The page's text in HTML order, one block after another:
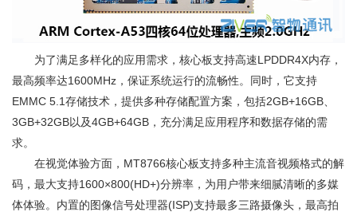
为了满足多样化的应用需求，核心板支持高速LPDDR4X内存，
最高频率达1600MHz，保证系统运行的流畅性。同时，它支持
EMMC 5.1存储技术，提供多种存储配置方案，包括2GB+16GB、
3GB+32GB以及4GB+64GB，充分满足应用程序和数据存储的需
求。
在视觉体验方面，MT8766核心板支持多种主流音视频格式的解
码，最大支持1600×800(HD+)分辨率，为用户带来细腻清晰的多媒
体体验。内置的图像信号处理器(ISP)支持最多三路摄像头，最高拍